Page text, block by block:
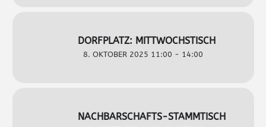
DORFPLATZ: MITTWOCHSTISCH
8. OKTOBER 2025 11:00 - 14:00
NACHBARSCHAFTS-STAMMTISCH